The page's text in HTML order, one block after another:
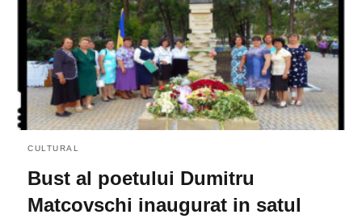
CULTURAL
Bust al poetului Dumitru
Matcovschi inaugurat in satul